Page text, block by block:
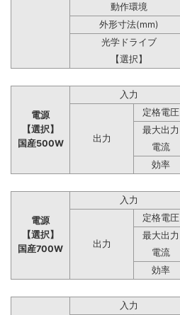
動作環境
外形寸法(mm)
光学ドライブ
【選択】
電源
【選択】
国産500W
入力
出力
定格電圧
最大出力
電流
効率
電源
【選択】
国産700W
入力
出力
定格電圧
最大出力
電流
効率
入力